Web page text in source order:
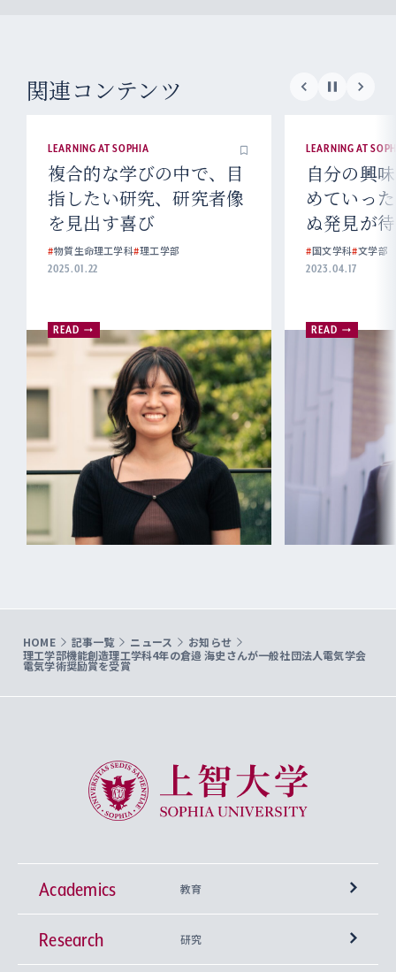
関連コンテンツ
LEARNING AT SOPHIA
複合的な学びの中で、目
指したい研究、研究者像
を見出す喜び
#物質生命理工学科#理工学部
2025.01.22
READ
LEARNING AT
自分の興
めていっ
ぬ発見が
#国文学科#文学部
2023.04.17
READ
HOME 記事一覧 ニュース
お知らせ
理工学部機能創造理工学科4年の倉邉 海史さんが一般社団法人電気学会
電気学術奨励賞を受賞
上智大学 Sophia University
Academics 教育
学部
Research 研究